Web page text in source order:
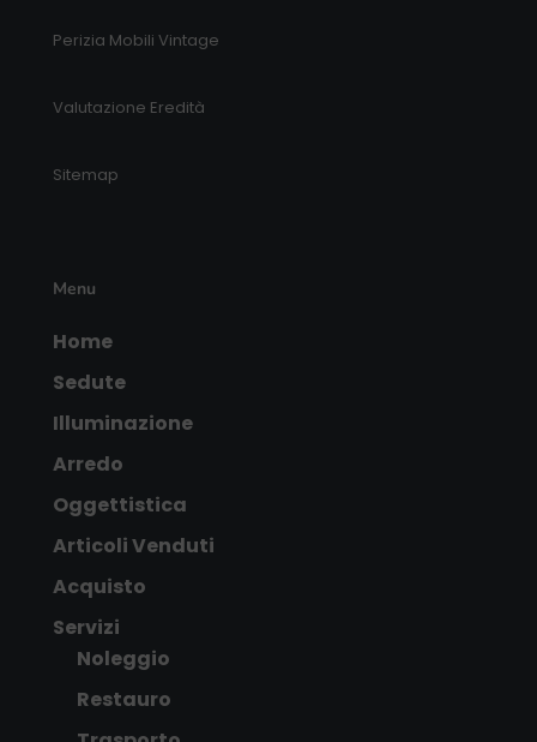
Perizia Mobili Vintage
Valutazione Eredità
Sitemap
Menu
Home
Sedute
Illuminazione
Arredo
Oggettistica
Articoli Venduti
Acquisto
Servizi
Noleggio
Restauro